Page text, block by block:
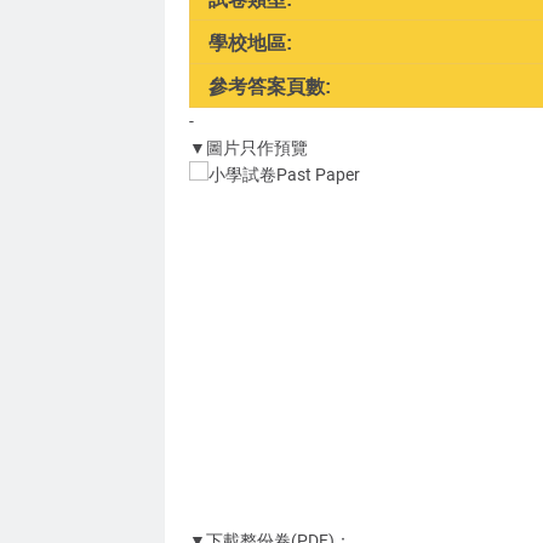
學校地區:
參考答案頁數:
-
▼圖片只作預覽